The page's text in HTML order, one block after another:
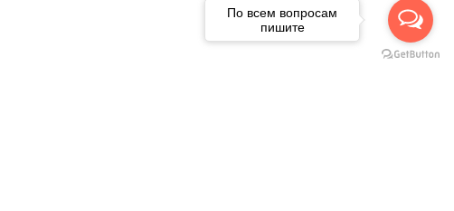
По всем вопросам
пишите